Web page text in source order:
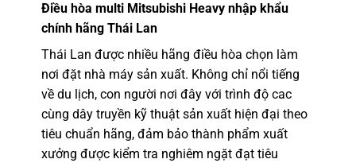
Điều hòa multi Mitsubishi Heavy nhập khẩu
chính hãng Thái Lan
Thái Lan được nhiều hãng điều hòa chọn làm
nơi đặt nhà máy sản xuất. Không chỉ nổi tiếng
về du lịch, con người nơi đây với trình độ cac
cùng dây truyền kỹ thuật sản xuất hiện đại theo
tiêu chuẩn hãng, đảm bảo thành phẩm xuất
xưởng được kiểm tra nghiêm ngặt đạt tiêu